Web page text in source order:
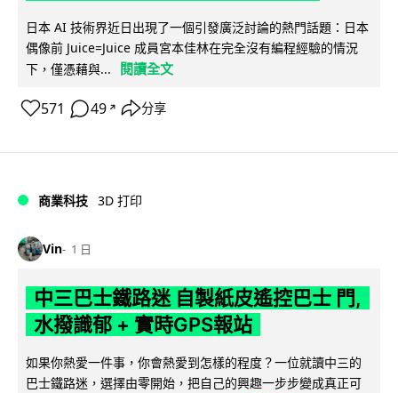
日本 AI 技術界近日出現了一個引發廣泛討論的熱門話題：日本
偶像前 Juice=Juice 成員宮本佳林在完全沒有編程經驗的情況
下，僅憑藉與...
閱讀全文
571 49 ↗ 分享
商業科技 3D 打印
Vin 1 日
中三巴士鐵路迷 自製紙皮遙控巴士 門,
水撥識郁 + 實時GPS報站
如果你熱愛一件事，你會熱愛到怎樣的程度？一位就讀中三的
巴士鐵路迷，選擇由零開始，把自己的興趣一步步變成真正可